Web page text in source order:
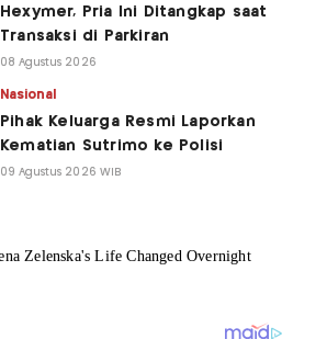
Hexymer, Pria Ini Ditangkap saat
Transaksi di Parkiran
08 Agustus 2026
Nasional
Pihak Keluarga Resmi Laporkan
Kematian Sutrimo ke Polisi
09 Agustus 2026 WIB